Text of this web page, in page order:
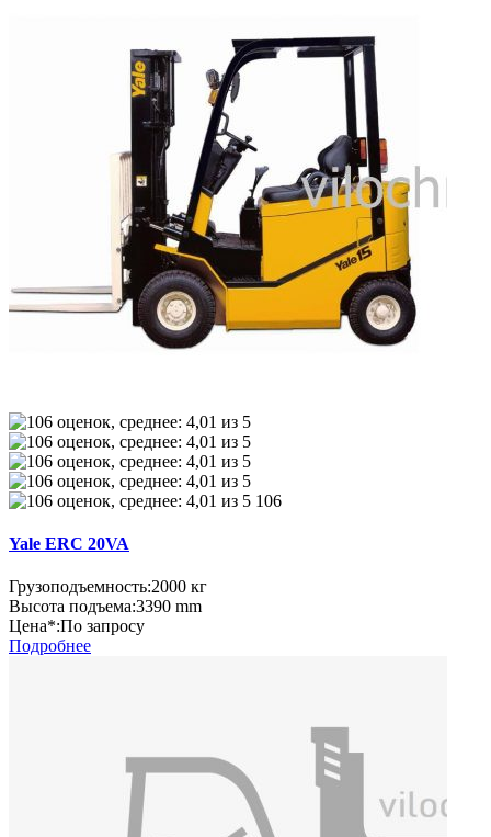
106
Yale ERC 20VA
Грузоподъемность:2000 кг
Высота подъема:3390 mm
Цена*:По запросу
Подробнее